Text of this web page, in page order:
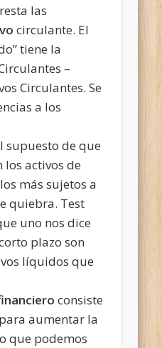
las
circulante. El
tiene la
–
Circulantes. Se
a los
supuesto de que
los activos de
más sujetos a
quiebra. Test
uno nos dice
plazo son
líquidos que
consiste
aumentar la
que podemos